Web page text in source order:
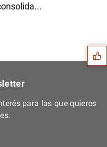
Sugerencias
para las que quieres